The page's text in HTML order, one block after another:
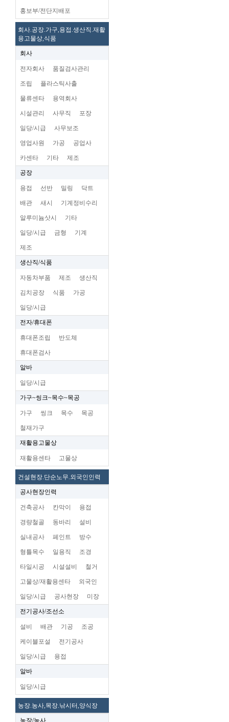
홍보부/전단지배포
회사.공장.가구,용접.생산직.재활
용고물상,식품
회사
전자회사 품질검사관리
조립 플라스틱사출
물류센타 용역회사
시설관리 사무직 포장
일당/시급 사무보조
영업사원 가공 공업사
카센타 기타 제조
공장
용접 선반 밀링 닥트
배관 새시 기계정비수리
알루미늄삿시 기타
일당/시급 금형 기계
제조
생산직/식품
자동차부품 제조 생산직
김치공장 식품 가공
일당/시급
전자/휴대폰
휴대폰조립 반도체
휴대폰검사
알바
일당/시급
가구~씽크~목수~목공
가구 씽크 목수 목공
철재가구
재활용고물상
재활용센타 고물상
건설현장.단순노무.외국인인력
공사현장인력
건축공사 칸막이 용접
경량철골 동바리 설비
실내공사 페인트 방수
형틀목수 일용직 조경
타일시공 시설설비 철거
고물상/재활용센타 외국인
일당/시급 공사현장 미장
전기공사/조선소
설비 배관 기공 조공
케이블포설 전기공사
일당/시급 용접
알바
일당/시급
농장.농사,목장.낚시터,양식장
농장/농사